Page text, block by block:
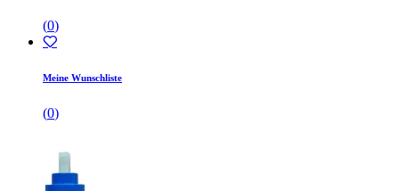
(0)
Meine Wunschliste
(0)